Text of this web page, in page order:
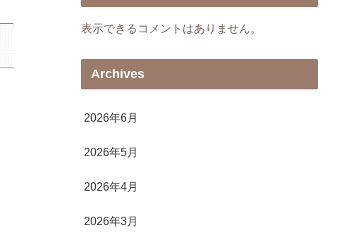
表示できるコメントはありません。
Archives
2026年6月
2026年5月
2026年4月
2026年3月